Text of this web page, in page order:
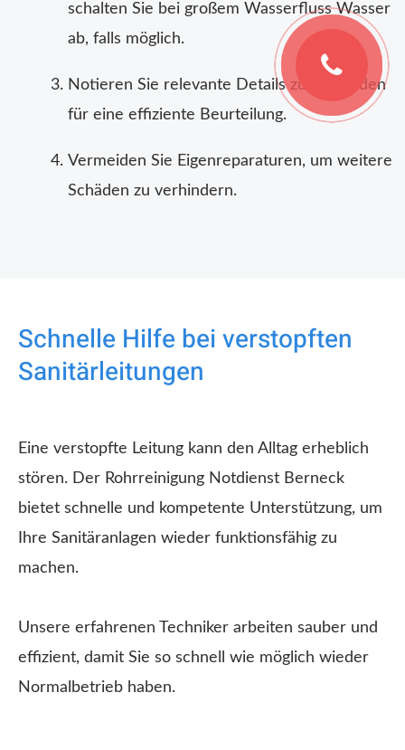
schalten Sie bei großem Wasserfluss Wasser
ab, falls möglich.
Notieren Sie relevante Details zum Schaden
für eine effiziente Beurteilung.
Vermeiden Sie Eigenreparaturen, um weitere
Schäden zu verhindern.
Schnelle Hilfe bei verstopften
Sanitärleitungen
Eine verstopfte Leitung kann den Alltag erheblich
stören. Der Rohrreinigung Notdienst Berneck
bietet schnelle und kompetente Unterstützung, um
Ihre Sanitäranlagen wieder funktionsfähig zu
machen.
Unsere erfahrenen Techniker arbeiten sauber und
effizient, damit Sie so schnell wie möglich wieder
Normalbetrieb haben.